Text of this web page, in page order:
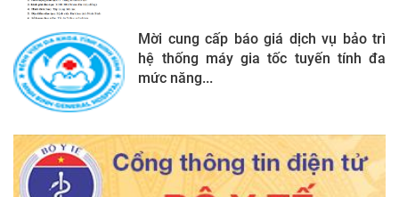
Mời cung cấp báo giá dịch vụ bảo trì
hệ thống máy gia tốc tuyến tính đa
mức năng...